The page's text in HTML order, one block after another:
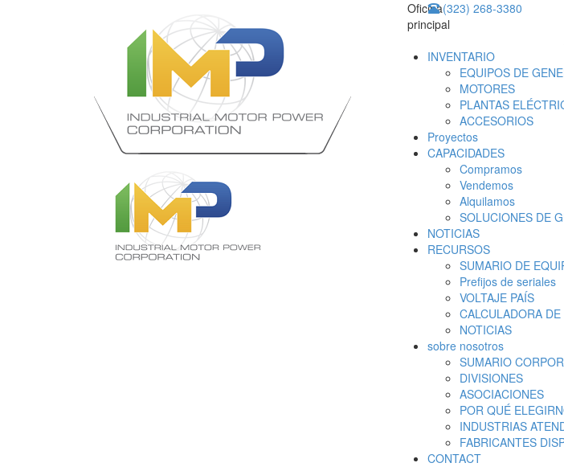
Oficina
principal
(323) 268-3380
INVENTARIO
EQUIPOS DE
MOTORES
PLANTAS
ACCESORIOS
Proyectos
CAPACIDADES
Compramos
Vendemos
Alquilamos
SOLUCIONES DE
NOTICIAS
RECURSOS
SUMARIO DE
Prefijos de seriales
VOLTAJE PAÍS
CALCULADORA
NOTICIAS
sobre nosotros
SUMARIO
DIVISIONES
ASOCIACIONES
POR QUÉ
INDUSTRIAS
FABRICANTES
CONTACT